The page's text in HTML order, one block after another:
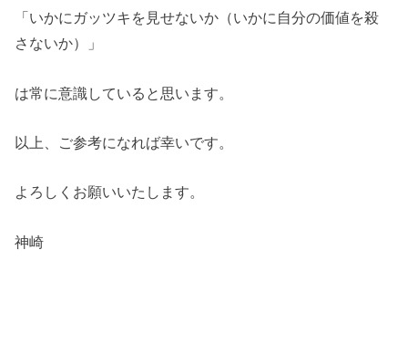
「いかにガッツキを見せないか（いかに自分の価値を殺
さないか）」
は常に意識していると思います。
以上、ご参考になれば幸いです。
よろしくお願いいたします。
神崎